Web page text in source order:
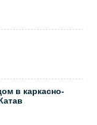
в каркасно-